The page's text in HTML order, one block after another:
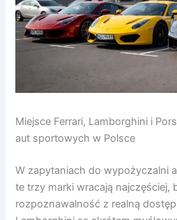
Miejsce Ferrari, Lamborghini i
aut sportowych w Polsce
W zapytaniach do wypożyczalni
te trzy marki wracają najczęściej,
rozpoznawalność z realną